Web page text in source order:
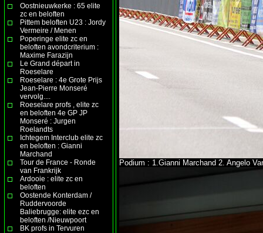
Oostnieuwkerke : 65 elite
zc en beloften
Pittem beloften U23 : Jordy
Vermeire / Menen
Poperinge elite zc en
beloften avondcriterium :
Maxime Farazijn
Le Grand départ in
Roeselare
Roeselare : 4e Grote Prijs
Jean-Pierre Monseré
vervolg....
Roeselare profs , elite zc
en beloften 4e GP JP
Monseré : Jurgen
Roelandts
Ichtegem Interclub elite zc
en beloften : Gianni
Marchand
Tour de France - Ronde
van Frankrijk
Ardooie : elite zc en
beloften
Oostende Konterdam /
Ruddervoorde
Baliebrugge: elite ezc en
beloften /Nieuwpoort
BK profs in Tervuren
Podium : 1.Gianni Marchand 2. Angelo